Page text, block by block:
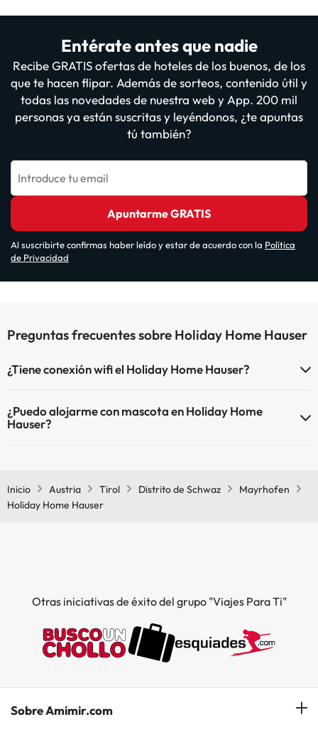
Entérate antes que nadie
Recibe GRATIS ofertas de hoteles de los buenos, de los
que te hacen flipar. Además de sorteos, contenido útil y
todas las novedades de nuestra web y App. 200 mil
personas ya están suscritas y leyéndonos, ¿te apuntas
tú también?
Introduce tu email
Apuntarme GRATIS
Al suscribirte confirmas haber leído y estar de acuerdo con la Política
de Privacidad
Preguntas frecuentes sobre Holiday Home Hauser
¿Tiene conexión wifi el Holiday Home Hauser?
El Holiday Home Hauser dispone de Wi-Fi.
¿Puedo alojarme con mascota en Holiday Home
Hauser?
Inicio Austria Tirol Distrito de Schwaz
Mayrhofen
Holiday Home Hauser
Otras iniciativas de éxito del grupo "Viajes Para Ti"
Sobre Amimir.com